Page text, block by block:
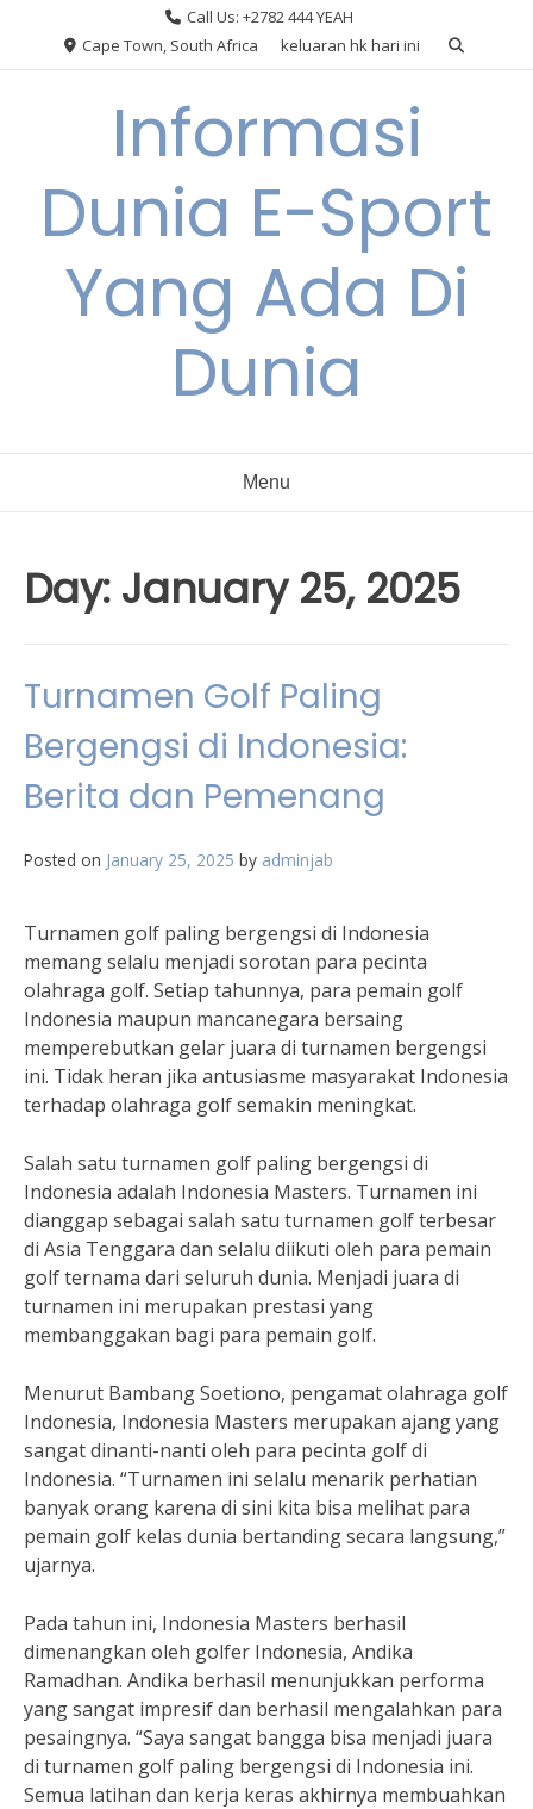
Call Us: +2782 444 YEAH
Cape Town, South Africa
keluaran hk hari ini
Informasi
Dunia E-Sport
Yang Ada Di
Dunia
Menu
Day: January 25, 2025
Turnamen Golf Paling
Bergengsi di Indonesia:
Berita dan Pemenang
Posted on January 25, 2025 by adminjab
Turnamen golf paling bergengsi di Indonesia
memang selalu menjadi sorotan para pecinta
olahraga golf. Setiap tahunnya, para pemain golf
Indonesia maupun mancanegara bersaing
memperebutkan gelar juara di turnamen bergengsi
ini. Tidak heran jika antusiasme masyarakat Indonesia
terhadap olahraga golf semakin meningkat.
Salah satu turnamen golf paling bergengsi di
Indonesia adalah Indonesia Masters. Turnamen ini
dianggap sebagai salah satu turnamen golf terbesar
di Asia Tenggara dan selalu diikuti oleh para pemain
golf ternama dari seluruh dunia. Menjadi juara di
turnamen ini merupakan prestasi yang
membanggakan bagi para pemain golf.
Menurut Bambang Soetiono, pengamat olahraga golf
Indonesia, Indonesia Masters merupakan ajang yang
sangat dinanti-nanti oleh para pecinta golf di
Indonesia. “Turnamen ini selalu menarik perhatian
banyak orang karena di sini kita bisa melihat para
pemain golf kelas dunia bertanding secara langsung,”
ujarnya.
Pada tahun ini, Indonesia Masters berhasil
dimenangkan oleh golfer Indonesia, Andika
Ramadhan. Andika berhasil menunjukkan performa
yang sangat impresif dan berhasil mengalahkan para
pesaingnya. “Saya sangat bangga bisa menjadi juara
di turnamen golf paling bergengsi di Indonesia ini.
Semua latihan dan kerja keras akhirnya membuahkan